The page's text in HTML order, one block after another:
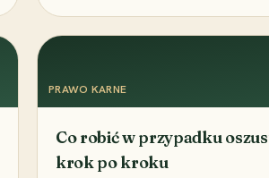
PRAWO KARNE
Co robić w przypadku
krok po kroku